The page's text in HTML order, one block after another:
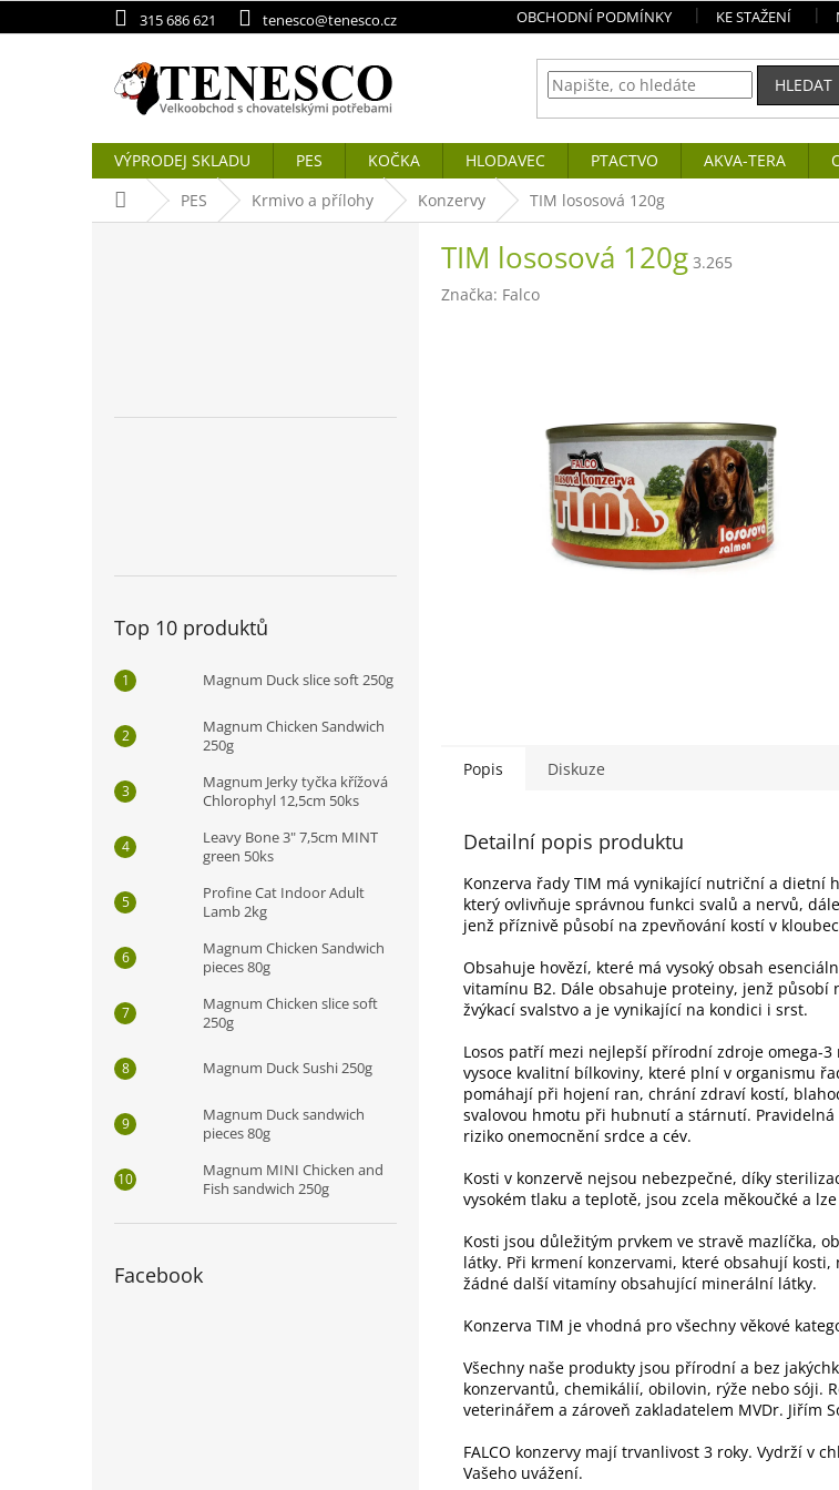
na
315 686 621 tenesco@tenesco.cz OBCHODNÍ PODMÍNKY KE STAŽENÍ
HLEDAT
VÝPRODEJ SKLADU PES KOČKA HLODAVEC PTACTVO AKVA-TERA
Domů PES Krmivo a přílohy Konzervy TIM lososová 120g
Top 10 produktů
Magnum Duck slice soft 250g
Magnum Chicken Sandwich
250g
Magnum Jerky tyčka křížová
Chlorophyl 12,5cm 50ks
Leavy Bone 3" 7,5cm MINT
green 50ks
Profine Cat Indoor Adult
Lamb 2kg
Magnum Chicken Sandwich
pieces 80g
Magnum Chicken slice soft
250g
Magnum Duck Sushi 250g
Magnum Duck sandwich
pieces 80g
Magnum MINI Chicken and
Fish sandwich 250g
Facebook
TIM lososová 120g 3.265
Značka: Falco
Popis Diskuze
Detailní popis produktu
Konzerva řady TIM má vynikající nutriční a dietní
který ovlivňuje správnou funkci svalů a nervů,
jenž příznivě působí na zpevňování kostí v
Obsahuje hovězí, které má vysoký obsah
vitamínu B2. Dále obsahuje proteiny, jenž působí
žvýkací svalstvo a je vynikající na kondici i srst.
Losos patří mezi nejlepší přírodní zdroje omega-
vysoce kvalitní bílkoviny, které plní v organismu
pomáhají při hojení ran, chrání zdraví kostí,
svalovou hmotu při hubnutí a stárnutí. Pravidelná
riziko onemocnění srdce a cév.
Kosti v konzervě nejsou nebezpečné, díky
vysokém tlaku a teplotě, jsou zcela měkoučké a
Kosti jsou důležitým prvkem ve stravě mazlíčka,
látky. Při krmení konzervami, které obsahují
žádné další vitamíny obsahující minerální látky.
Konzerva TIM je vhodná pro všechny věkové
Všechny naše produkty jsou přírodní a bez
konzervantů, chemikálií, obilovin, rýže nebo sóji.
veterinářem a zároveň zakladatelem MVDr. Jiřím
FALCO konzervy mají trvanlivost 3 roky. Vydrží v
Vašeho uvážení.